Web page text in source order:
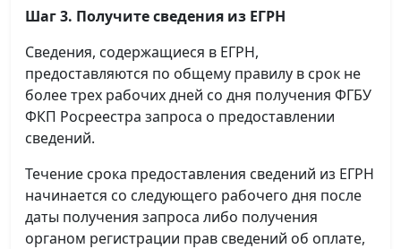
Шаг 3. Получите сведения из ЕГРН
Сведения, содержащиеся в ЕГРН,
предоставляются по общему правилу в срок не
более трех рабочих дней со дня получения ФГБУ
ФКП Росреестра запроса о предоставлении
сведений.
Течение срока предоставления сведений из ЕГРН
начинается со следующего рабочего дня после
даты получения запроса либо получения
органом регистрации прав сведений об оплате,